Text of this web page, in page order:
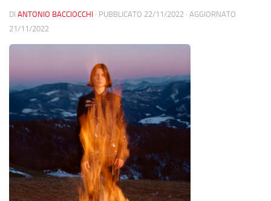
DI ANTONIO BACCIOCCHI · PUBBLICATO 22/11/2022 · AGGIORNATO
21/11/2022